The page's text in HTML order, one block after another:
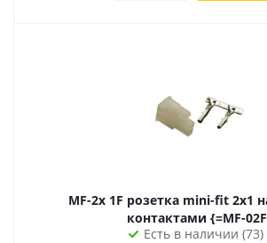
MF-2x 1F розетка mini-fit 2x1 на кабель с
контактами {=MF-
Есть в наличии (73)